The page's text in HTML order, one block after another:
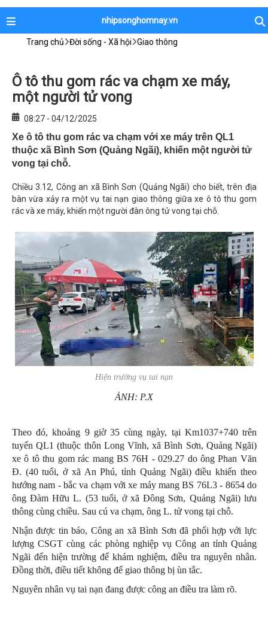
nhipsonghomnay.vn
Trang chủ Đời sống - Xã hội Giao thông
Ô tô thu gom rác va chạm xe máy,
một người tử vong
08:27 - 04/12/2025
Xe ô tô thu gom rác va chạm với xe máy trên QL1
thuộc xã Bình Sơn (Quảng Ngãi), khiến một người tử
vong tại chỗ.
Chiều 3.12, Công an xã Bình Sơn (Quảng Ngãi) cho biết, trên địa
bàn vừa xảy ra một vụ tai nạn giao thông giữa xe ô tô thu gom
rác và xe máy, khiến một người đàn ông tử vong tại chỗ.
Hiện trường vụ tai nạn
ẢNH: P.X
Theo đó, khoảng 9 giờ 35 cùng ngày, tại Km1037+740 trên
tuyến QL1 (thuộc thôn Long Vĩnh, xã Bình Sơn, Quảng Ngãi)
xe ô tô thu gom rác mang BS 76H - 029.27 do ông Phan Văn
Đ. (40 tuổi, ở xã An Phú, tỉnh Quảng Ngãi) điều khiển theo
hướng nam - bắc va chạm với xe máy mang BS 76L3 - 8654 do
ông Đàm Hữu L. (53 tuổi, ở xã Đông Sơn, Quảng Ngãi) lưu
thông cùng chiều. Sau cú va chạm, ông L. tử vong tại chỗ.
Nhận được tin báo, Công an xã Bình Sơn đã phối hợp với lực
lượng CSGT cùng các phòng nghiệp vụ Công an tỉnh Quảng
Ngãi đến hiện trường để khám nghiệm, điều tra nguyên nhân.
Đồng thời, điều tiết không để giao thông bị ùn tắc.
Nguyên nhân vụ tai nạn đang được công an điều tra làm rõ.